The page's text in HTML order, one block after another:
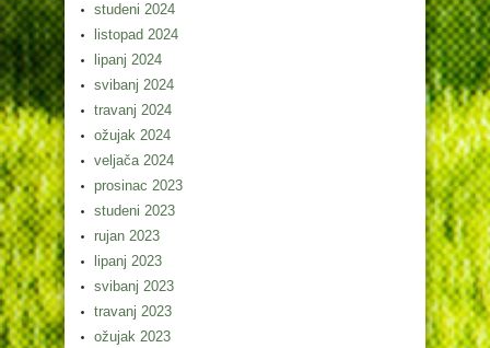
studeni 2024
listopad 2024
lipanj 2024
svibanj 2024
travanj 2024
ožujak 2024
veljača 2024
prosinac 2023
studeni 2023
rujan 2023
lipanj 2023
svibanj 2023
travanj 2023
ožujak 2023